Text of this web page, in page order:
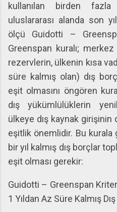
kullanılan birden
uluslararası alanda son
ölçü Guidotti –
Greenspan kuralı;
rezervlerin, ülkenin kısa
süre kalmış olan) dış
eşit olmasını öngören
dış yükümlülüklerin
ülkeye dış kaynak
eşitlik önemlidir. Bu
bir yıl kalmış dış borçlar
eşit olması gerekir:
Guidotti – Greenspan
1 Yıldan Az Süre Kalmış